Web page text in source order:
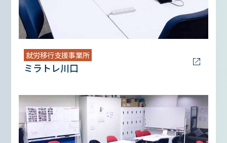
就労移行支援事業所
ミラトレ川口